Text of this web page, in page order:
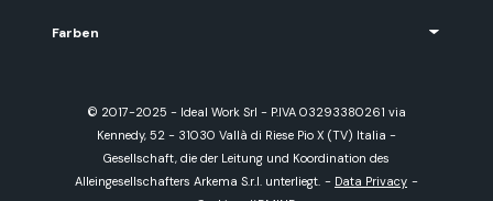
Farben
© 2017-2025 - Ideal Work Srl - P.IVA 03293380261 via
Kennedy, 52 - 31030 Vallà di Riese Pio X (TV) Italia -
Gesellschaft, die der Leitung und Koordination des
Alleingesellschafters Arkema S.r.l. unterliegt. - Data Privacy -